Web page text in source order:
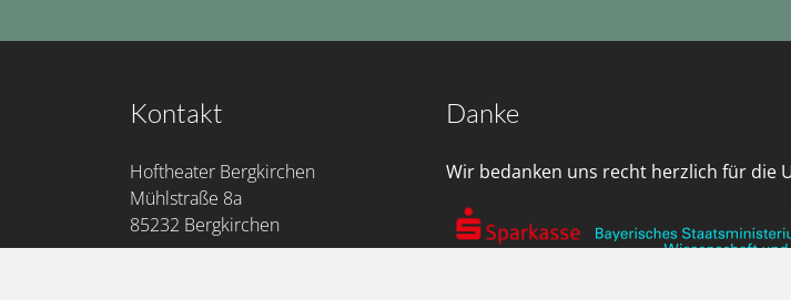
Kontakt
Hoftheater Bergkirchen
Mühlstraße 8a
85232 Bergkirchen
Danke
Wir bedanken uns recht herzlich für die